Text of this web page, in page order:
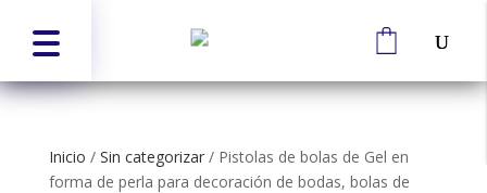
Inicio / Sin categorizar/ Pistolas de bolas de Gel en
forma de perla para decoración de bodas, bolas de